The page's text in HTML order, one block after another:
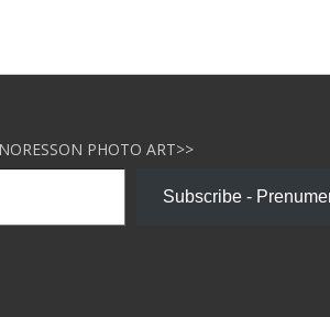
PHOTO ART>>
Subscribe -